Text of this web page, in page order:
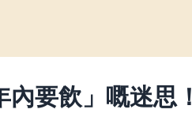
要飲」嘅迷思！